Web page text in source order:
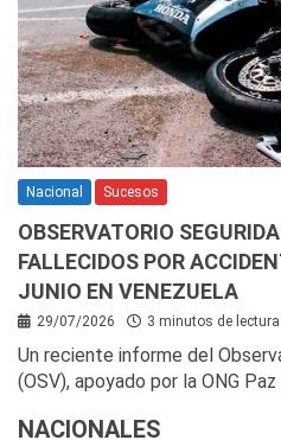
Nacional Sucesos
OBSERVATORIO
FALLECIDOS POR
JUNIO EN VENEZUELA
29/07/2026 3 minutos de lectura
Un reciente informe del
(OSV), apoyado por la ONG
NACIONALES